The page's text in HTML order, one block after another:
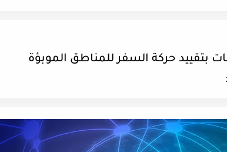
بتقييد حركة السفر للمناطق الموبؤة